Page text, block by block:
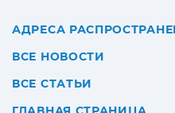
АДРЕСА
ВСЕ НОВОСТИ
ВСЕ СТАТЬИ